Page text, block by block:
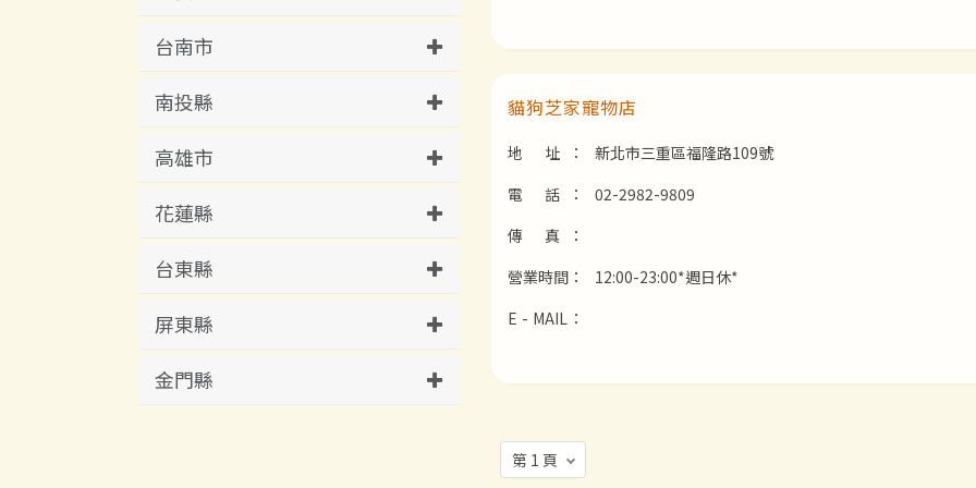
台南市
南投縣
高雄市
花蓮縣
台東縣
屏東縣
金門縣
貓狗芝家寵物店
地 址：
新北市三重區福隆路109號
電 話：
02-2982-9809
傳 真：
營業時間：
12:00-23:00*週日休*
E - MAIL：